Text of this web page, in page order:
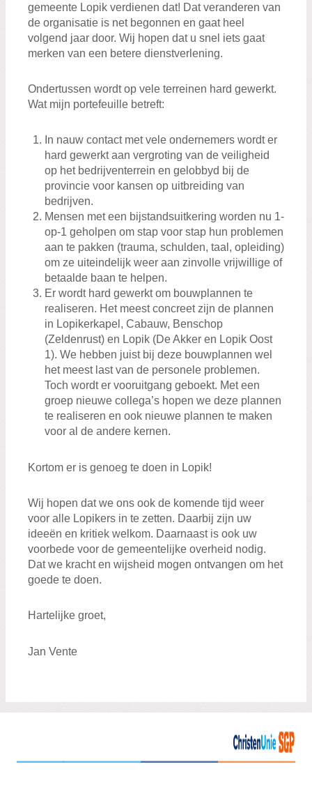
gemeente Lopik verdienen dat! Dat veranderen van
de organisatie is net begonnen en gaat heel
volgend jaar door. Wij hopen dat u snel iets gaat
merken van een betere dienstverlening.
Ondertussen wordt op vele terreinen hard gewerkt.
Wat mijn portefeuille betreft:
In nauw contact met vele ondernemers wordt er
hard gewerkt aan vergroting van de veiligheid
op het bedrijventerrein en gelobbyd bij de
provincie voor kansen op uitbreiding van
bedrijven.
Mensen met een bijstandsuitkering worden nu 1-
op-1 geholpen om stap voor stap hun problemen
aan te pakken (trauma, schulden, taal, opleiding)
om ze uiteindelijk weer aan zinvolle vrijwillige of
betaalde baan te helpen.
Er wordt hard gewerkt om bouwplannen te
realiseren. Het meest concreet zijn de plannen
in Lopikerkapel, Cabauw, Benschop
(Zeldenrust) en Lopik (De Akker en Lopik Oost
1). We hebben juist bij deze bouwplannen wel
het meest last van de personele problemen.
Toch wordt er vooruitgang geboekt. Met een
groep nieuwe collega’s hopen we deze plannen
te realiseren en ook nieuwe plannen te maken
voor al de andere kernen.
Kortom er is genoeg te doen in Lopik!
Wij hopen dat we ons ook de komende tijd weer
voor alle Lopikers in te zetten. Daarbij zijn uw
ideeën en kritiek welkom. Daarnaast is ook uw
voorbede voor de gemeentelijke overheid nodig.
Dat we kracht en wijsheid mogen ontvangen om het
goede te doen.
Hartelijke groet,
Jan Vente